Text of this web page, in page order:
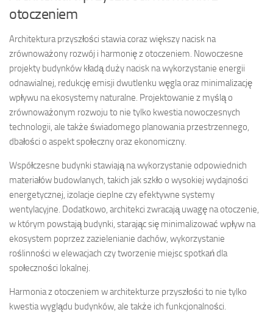
otoczeniem
Architektura przyszłości stawia coraz większy nacisk na
zrównoważony rozwój i harmonię z otoczeniem. Nowoczesne
projekty budynków kładą duży nacisk na wykorzystanie energii
odnawialnej, redukcję emisji dwutlenku węgla oraz minimalizację
wpływu na ekosystemy naturalne. Projektowanie z myślą o
zrównoważonym rozwoju to nie tylko kwestia nowoczesnych
technologii, ale także świadomego planowania przestrzennego,
dbałości o aspekt społeczny oraz ekonomiczny.
Współczesne budynki stawiają na wykorzystanie odpowiednich
materiałów budowlanych, takich jak szkło o wysokiej wydajności
energetycznej, izolacje cieplne czy efektywne systemy
wentylacyjne. Dodatkowo, architekci zwracają uwagę na otoczenie,
w którym powstają budynki, starając się minimalizować wpływ na
ekosystem poprzez zazielenianie dachów, wykorzystanie
roślinności w elewacjach czy tworzenie miejsc spotkań dla
społeczności lokalnej.
Harmonia z otoczeniem w architekturze przyszłości to nie tylko
kwestia wyglądu budynków, ale także ich funkcjonalności.